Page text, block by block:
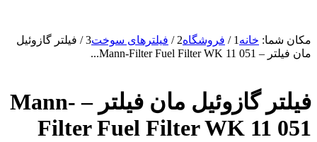
مکان شما: خانه 1
/ فروشگاه2
/ فیلترهای سوخت3
/ فیلتر گازوئیل
مان فیلتر – Mann-Filter Fuel Filter WK 11 051...
فیلتر گازوئیل مان فیلتر – Mann-
Filter Fuel Filter WK 11 051